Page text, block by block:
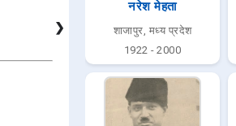
❯
नरेश मेहता
शाजापुर, मध्य प्रदेश
1922 - 2000